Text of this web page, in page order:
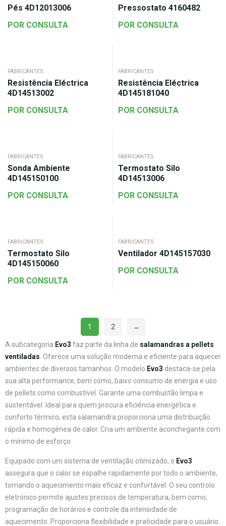
Pés 4D12013006
POR CONSULTA
Pressostato 4160482
POR CONSULTA
FABRICANTES
Resistência Eléctrica
4D14513002
POR CONSULTA
FABRICANTES
Resistência Eléctrica
4D145181040
POR CONSULTA
FABRICANTES
Sonda Ambiente
4D145150100
POR CONSULTA
FABRICANTES
Termostato Silo
4D14513006
POR CONSULTA
FABRICANTES
Termostato Silo
4D145150060
POR CONSULTA
FABRICANTES
Ventilador 4D145157030
POR CONSULTA
1 2 →
A subcategoria Evo3 faz parte da linha de salamandras a pellets
ventiladas . Oferece uma solução moderna e eficiente para aquecer
ambientes de diversos tamanhos. O modelo Evo3 destaca-se pela
sua alta performance, bem como, baixo consumo de energia e uso
de pellets como combustível. Garante uma combustão limpa e
sustentável. Ideal para quem procura eficiência energética e
conforto térmico, esta salamandra proporciona uma distribuição
rápida e homogénea de calor. Cria um ambiente aconchegante com
o mínimo de esforço.
Equipado com um sistema de ventilação otimizado, o Evo3
assegura que o calor se espalhe rapidamente por todo o ambiente,
tornando o aquecimento mais eficaz e confortável. O seu controlo
eletrónico permite ajustes precisos de temperatura, bem como,
programação de horários e controle da intensidade de
aquecimento. Proporciona flexibilidade e praticidade para o usuário.